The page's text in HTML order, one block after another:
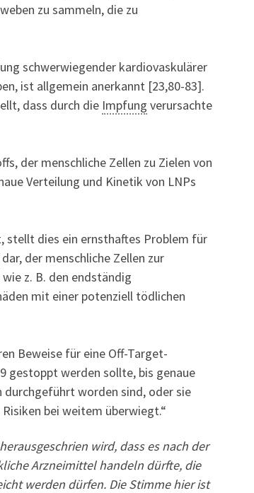
zu sammeln, die zu
schwerwiegender kardiovaskulärer
ist allgemein anerkannt [23,80-83].
dass durch die Impfung verursachte
der menschliche Zellen zu Zielen von
Verteilung und Kinetik von LNPs
stellt dies ein ernsthaftes Problem für
dar, der menschliche Zellen zur
z. B. den endständig
mit einer potenziell tödlichen
Beweise für eine Off-Target-
gestoppt werden sollte, bis genaue
worden sind, oder sie
bei weitem überwiegt.“
wird, dass es nach der
Arzneimittel handeln dürfte, die
werden dürfen. Die Stimme hier ist